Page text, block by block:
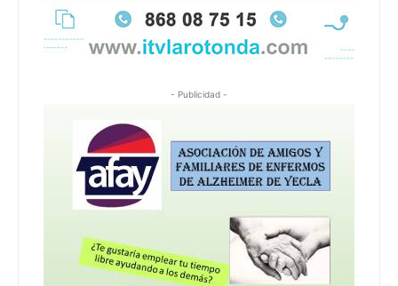
- Publicidad -